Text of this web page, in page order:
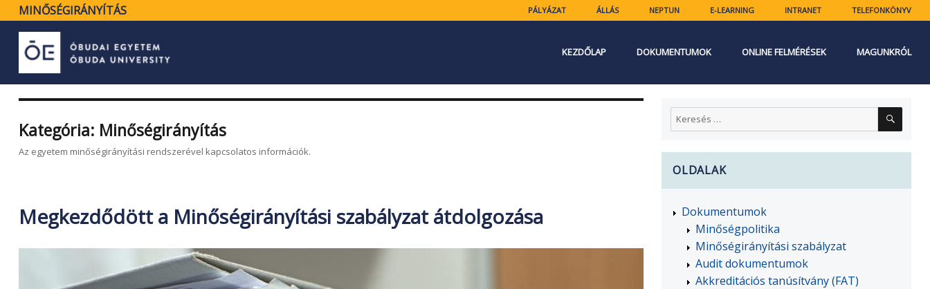
MINŐSÉGIRÁNYÍTÁS PÁLYÁZAT ÁLLÁS NEPTUN E-LEARNING INTRANET TELEFONKÖNYV
KEZDŐLAP DOKUMENTUMOK ONLINE FELMÉRÉSEK MAGUNKRÓL
Kategória: Minőségirányítás
Az egyetem minőségirányítási rendszerével kapcsolatos információk.
Megkezdődött a Minőségirányítási szabályzat átdolgozása
Keresés
a
OLDALAK
Dokumentumok
Minőségpolitika
Minőségirányítási szabályzat
Audit dokumentumok
Akkreditációs tanúsítvány (FAT)